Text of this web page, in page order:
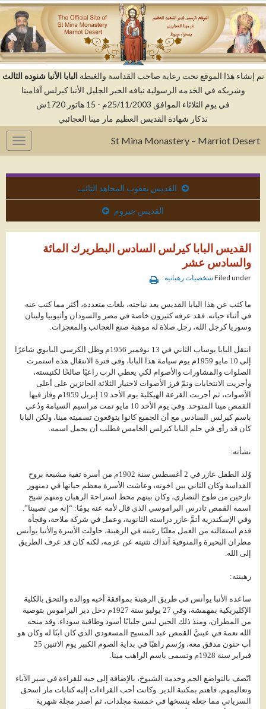
إنشاء هذا الموقع تحت رعاية صاحب القداسة والغبطةالبابا الأنبا شنوده الثالث
وشريكه في الخدمه الرسولية نيافه الحبر الجليل الأنبا كيرلس آفامينا
في يوم الثلاثاء الموافق 25/11/2003م - 15 هاتور 1720ش
تذكار شهادة القديس العظيم مار مينا العجائبي
St Mina Monastery – Marriot Desert
القديس يعقوب المجاهد التائب
القديس جيروم
القديس البابا كيرلس السادس البطريرك المائة
والسادس عشر
Filed underشخصيات رهبانية
ما كتب عن هذا البابا القديس بعد نياحته، بلغات متعددة، أكثر مما كتب عنه
في أثناء حياته. فقد عرفه كثيرون خاصة في مصر والسودان وأثيوبيا ولبنان
وسوريا كرجل الله، رجل صلاة له موهبة صنع العجائب والمعجزات.
انتقل البابا يوساب الثاني في 13 نوفمبر 1956م وظل الكرسي البابوي شاغرًا
إلى 10 مايو 1959م يوم سيامة هذا البابا، وفي فترة الانتقال هذه استمرت
الصلوات والمشاورات والأصوام لكي يعطي الرب راعيًا صالحًا لكنيسته،
وأجريت الانتخابات وتمّ فرز الأصوات لاختيار الثلاثة الحائزين على أعلى
الأصوات، ثم أجريت القرعة الهيكلية يوم الأحد 19 إبريل 1959م وفاز فيها
القمص مينا المتوحد. وفي يوم الأحد 10 مايو تمت مراسيم السيامة ودُعي
باسم كيرلس السادس مع أن الجميع كانوا يتوقعون تسميته مينا، ولكن البابا
كان قد رأى في حلم البابا كيرلس الخامس فطلب أن يحمل اسمه.
نشأته:
وُلد الطفل عازر في 2 أغسطس سنة 1902م من أسرة تقية مشبعة بروح
القداسة وكان الثاني بين اخوته، وعاشت الأسرة معظم حياتها في دمنهور
نازحين من طوخ النصارى، وكان بيتهم محط استراحة الرهبان ومنهم شيخ
اسمه القمص تادرس البراموسي الذي قال لأمه عنه يومًا: “إنه من نصيبنا”.
وفي الإسكندرية أتمَّ عازر دراسته الثانوية، وعمل في شركة ملاحة، وفجأة
قدم استقالته من العمل معلنًا رغبته في الرهبنة، حاولت الأسرة والأنبا يوأنس
مطران البحيرة والمنوفية آنذاك تثنيته عن عزمه، لكنه كان قد عرف الطريق
إلى الله.
رهبنته:
ساعده الأنبا يوأنس في طريق الرهبنة بموافقة أخيه ووالده والتحق بالكلية
الإكليريكية بمهمشة، وفي 27 يوليو سنة 1927م دخل دير البراموس بتوصية
من المطران، ومنذ ذلك الحين لبس جلبابًا أسود وطاقية سوداء. وقد منحه
الله نعمة في عينيَّ القمص عبد المسيح المسعودي الذي كان ابنًا له وكان هو
أب حنون مدقق معه، ورُسم راهبًا في بداية الصوم الكبير يوم الاثنين 25
فبراير سنة 1928م وتسمى باسم الراهب مينا.
اتّصف بالتواضع الجم وخدمة الشيوخ، بالإضافة إلى حبه للقراءة في سير الآباء
وتعاليمهم، فاهتم بمكتبة الدير. وكانت أحب القراءات إليه كتابات مار اسحق
السرياني مما جعله ينسخها في خمسة مجلدات، ثم أصدر مجلة شهرية